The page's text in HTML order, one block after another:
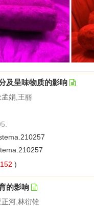
及呈味物质的影响
娟,王丽
152 )
的影响
河,林衍铨